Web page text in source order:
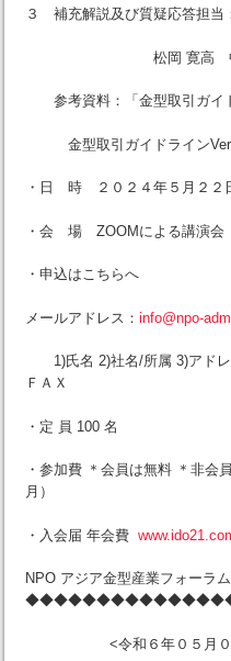
３ 補充解説及び質疑応答担当
松岡 寛高 中
参考資料：「金型取引ガイド
金型取引ガイドラインVer
・日 時 ２０２４年５月２２
・会 場 ZOOMによる講演会
・申込はこちらへ
メールアドレス： info@npo-
1)氏名 2)社名/所属 3)アドレ
ＦＡＸ
・定 員 100 名
・参加費 ＊会員は無料 ＊非会
月）
・入会届 年会費
NPO アジア金型産業フォーラム
<令和６年０５月０７